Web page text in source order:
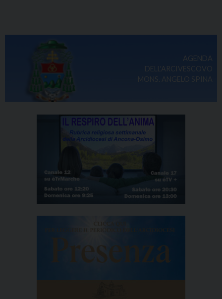
AGENDA
DELL'ARCIVESCOVO
MONS. ANGELO SPINA